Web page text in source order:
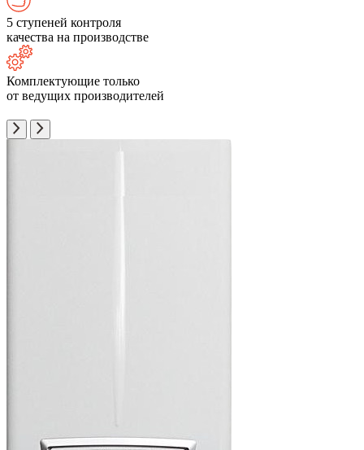
5 ступеней контроля
качества на производстве
Комплектующие только
от ведущих производителей